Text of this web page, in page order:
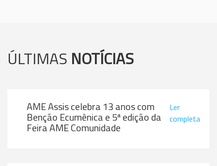
ÚLTIMAS NOTÍCIAS
AME Assis celebra 13 anos com
Benção Ecumênica e 5ª edição da
Feira AME Comunidade
Ler
completa